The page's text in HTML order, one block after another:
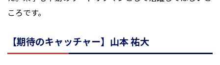
ころです。
【期待のキャッチャー】山本 祐大